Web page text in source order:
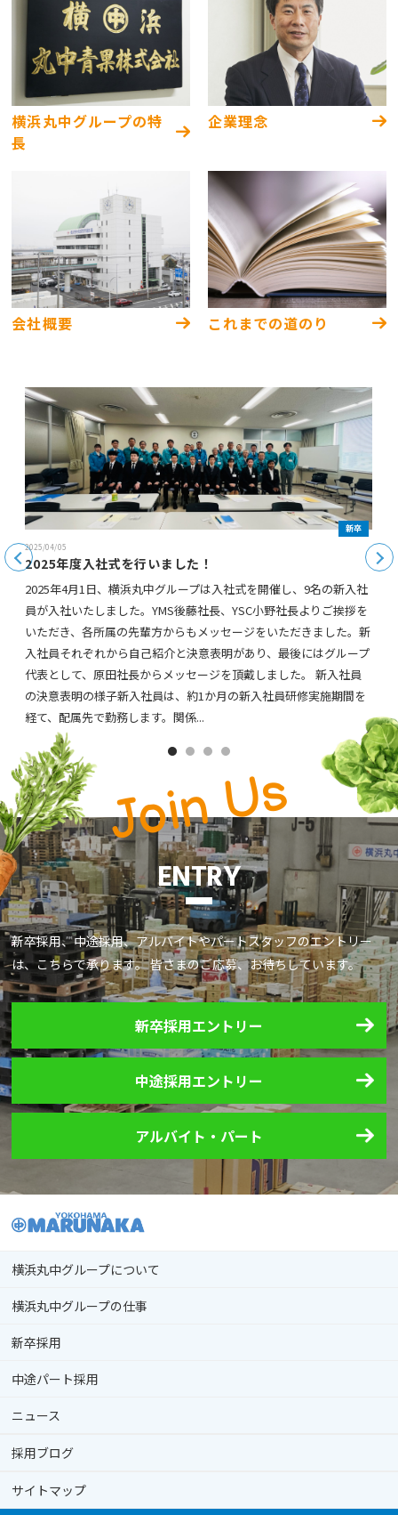
横浜丸中グループの特
長
企業理念
会社概要 これまでの道のり
Previous
2025/04/05
2025年度入社式を行いました！
2025年4月1日、横浜丸中グループは入社式を開催し、9名の新入社
員が入社いたしました。YMS後藤社長、YSC小野社長よりご挨拶を
いただき、各所属の先輩方からもメッセージをいただきました。新
入社員それぞれから自己紹介と決意表明があり、最後にはグループ
代表として、原田社長からメッセージを頂戴しました。 新入社員
の決意表明の様子新入社員は、約1か月の新入社員研修実施期間を
経て、配属先で勤務します。関係...
新卒
Next
ENTRY
Join Us
新卒採用、中途採用、アルバイトやパートスタッフのエントリー
は、こちらで承ります。 皆さまのご応募、お待ちしています。
新卒採用エントリー
中途採用エントリー
アルバイト・ パート
横浜丸中グループについて
横浜丸中グループの仕事
新卒採用
中途パート採用
ニュース
採用ブログ
サイトマップ